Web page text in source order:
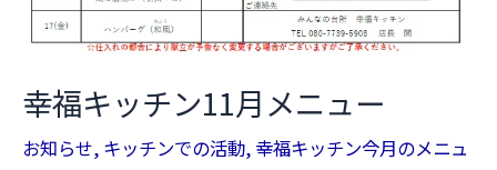
幸福キッチン11月メニュー
お知らせ, キッチンでの活動, 幸福キッチン今月のメニュ